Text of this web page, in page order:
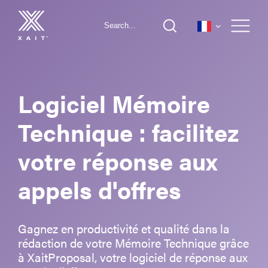
XaitWebProposal
XaitRFI
XaitPorter
Propositions commerciales
Réponses aux appels d’offres
Présentations commerciales
Expertise
Conseil
BTP, Travaux d’ingénierie et Construction
Logiciel Mémoire
Technique : facilitez
votre réponse aux
appels d'offres
Gagnez en productivité et qualité dans la
rédaction de votre Mémoire Technique grâce
à XaitProposal, votre logiciel de réponse aux